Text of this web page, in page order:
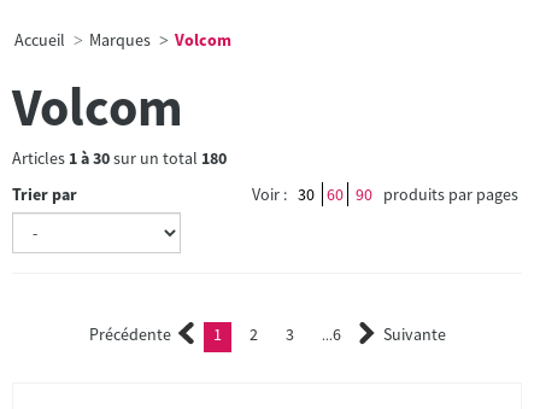
Accueil Marques Volcom
Volcom
Articles 1à30sur un total 180
Trier par
Voir : 30 60 90 produits par pages
Précédente 1 (current)
2 3 ...6 Suivante